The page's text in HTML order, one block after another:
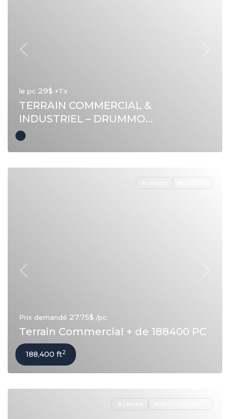
Précédent
le pc 29$ +Tx
TERRAIN COMMERCIAL &
INDUSTRIEL – DRUMMO...
Précédent
Prix demandé 27.75$ /pc
Terrain Commercial + de 188400 PC
188,400 ft2
A vendre